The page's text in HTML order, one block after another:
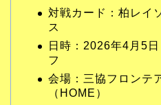
対戦カード：柏レイ
ス
日時：2026年4月5
フ
会場：三協フロンテ
（HOME）